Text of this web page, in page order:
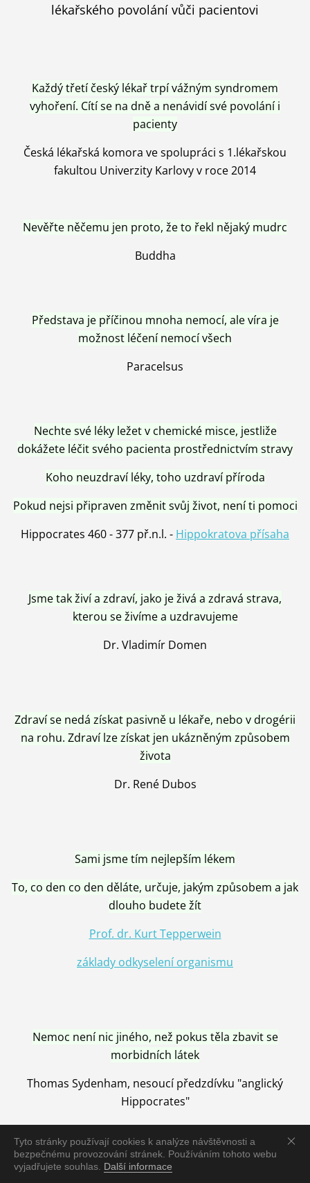
Tyto stránky používají cookies k analýze návštěvnosti a
bezpečnému provozování stránek. Používáním tohoto webu
vyjadřujete souhlas. Další informace
lékařského povolání vůči pacientovi
Každý třetí český lékař trpí vážným syndromem
vyhoření. Cítí se na dně a nenávidí své povolání i
pacienty
Česká lékařská komora ve spolupráci s 1.lékařskou
fakultou Univerzity Karlovy v roce 2014
Nevěřte něčemu jen proto, že to řekl nějaký mudrc
Buddha
Představa je příčinou mnoha nemocí, ale víra je
možnost léčení nemocí všech
Paracelsus
Nechte své léky ležet v chemické misce, jestliže
dokážete léčit svého pacienta prostřednictvím stravy
Koho neuzdraví léky, toho uzdraví příroda
Pokud nejsi připraven změnit svůj život, není ti pomoci
Hippocrates 460 - 377 př.n.l. - Hippokratova přísaha
Jsme tak živí a zdraví, jako je živá a zdravá strava,
kterou se živíme a uzdravujeme
Dr. Vladimír Domen
Zdraví se nedá získat pasivně u lékaře, nebo v drogérii
na rohu. Zdraví lze získat jen ukázněným způsobem
života
Dr. René Dubos
Sami jsme tím nejlepším lékem
To, co den co den děláte, určuje, jakým způsobem a jak
dlouho budete žít
Prof. dr. Kurt Tepperwein
základy odkyselení organismu
Nemoc není nic jiného, než pokus těla zbavit se
morbidních látek
Thomas Sydenham, nesoucí předzdívku "anglický
Hippocrates"
Nemoc je vyléčena jen pomocí Přírody, neutralizací a